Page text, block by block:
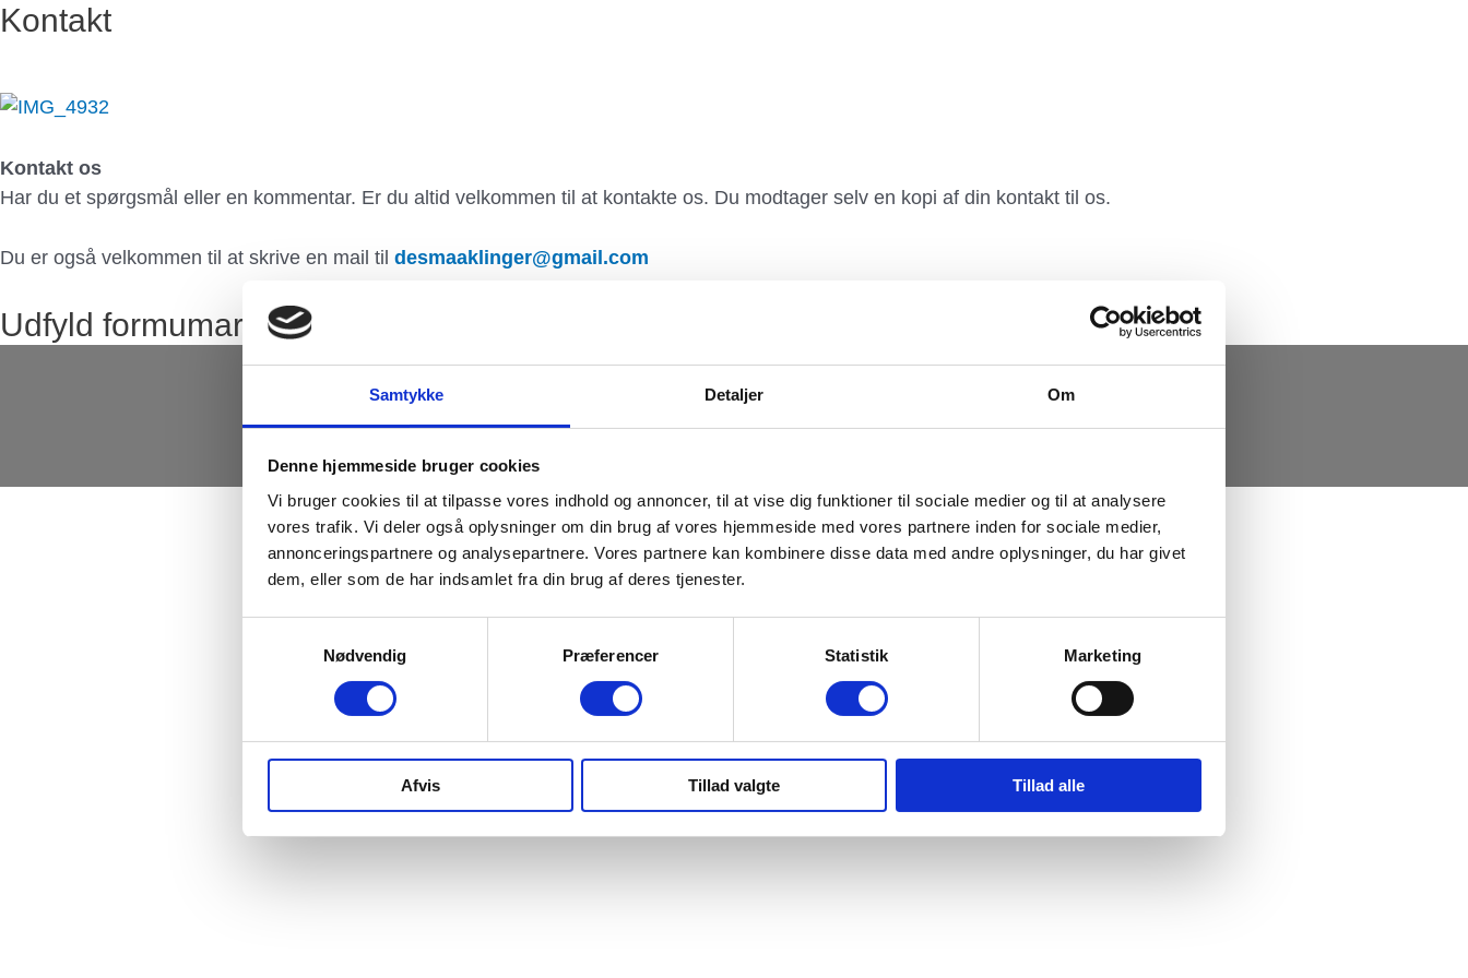
Samtykke Detaljer Om
Denne hjemmeside bruger cookies
Vi bruger cookies til at tilpasse vores indhold og annoncer, til at vise dig funktioner til sociale medier og til at analysere
vores trafik. Vi deler også oplysninger om din brug af vores hjemmeside med vores partnere inden for sociale medier,
annonceringspartnere og analysepartnere. Vores partnere kan kombinere disse data med andre oplysninger, du har givet
dem, eller som de har indsamlet fra din brug af deres tjenester.
Nødvendig
Præferencer Statistik Marketing
Afvis Tillad valgte Tillad alle
Gå
Kontakt
Kontakt os
Har du et spørgsmål eller en kommentar. Er du altid velkommen til at kontakte os. Du modtager selv en kopi af din kontakt til os.
Du er også velkommen til at skrive en mail til desmaaklinger@gmail.com
Udfyld formumaren herunder